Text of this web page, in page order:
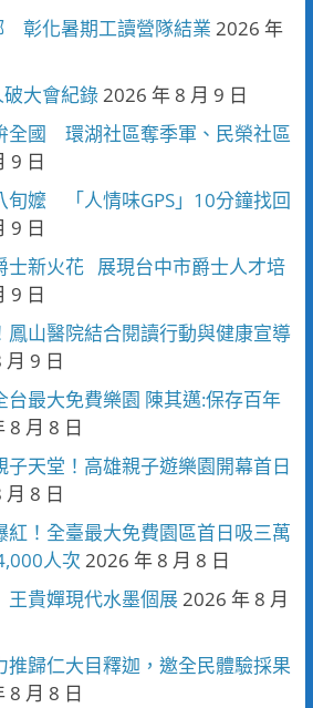
彰化暑期工讀營隊結業 2026 年
大會紀錄2026 年 8 月 9 日
全國 環湖社區奪季軍、民榮社區
9 日
旬嬤 「人情味GPS」10分鐘找回
9 日
士新火花 展現台中市爵士人才培
9 日
鳳山醫院結合閱讀行動與健康宣導
9 日
台最大免費樂園 陳其邁:保存百年
8 月 8 日
子天堂！高雄親子遊樂園開幕首日
8 日
紅！全臺最大免費園區首日吸三萬
人次 2026 年 8 月 8 日
貴嬋現代水墨個展2026 年 8 月
推歸仁大目釋迦，邀全民體驗採果
8 月 8 日